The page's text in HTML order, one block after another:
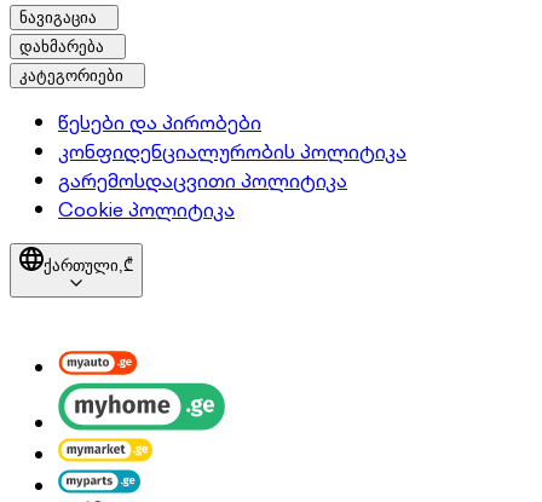
ნავიგაცია
დახმარება
კატეგორიები
წესები და პირობები
კონფიდენციალურობის პოლიტიკა
გარემოსდაცვითი პოლიტიკა
Cookie პოლიტიკა
ქართული,₾